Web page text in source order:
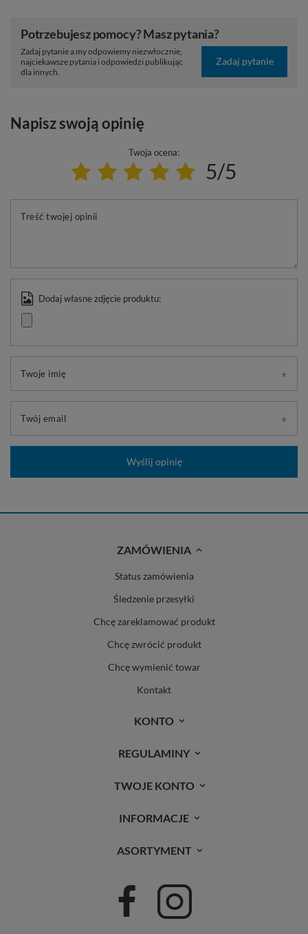
Potrzebujesz pomocy? Masz pytania?
Zadaj pytanie a my odpowiemy niezwłocznie,
najciekawsze pytania i odpowiedzi publikując
dla innych.
Zadaj pytanie
Napisz swoją opinię
Twoja ocena:
5/5
Treść twojej opinii
Dodaj własne zdjęcie produktu:
Twoje imię
Twój email
Wyślij opinię
ZAMÓWIENIA
Status zamówienia
Śledzenie przesyłki
Chcę zareklamować produkt
Chcę zwrócić produkt
Chcę wymienić towar
Kontakt
KONTO
REGULAMINY
TWOJE KONTO
INFORMACJE
ASORTYMENT